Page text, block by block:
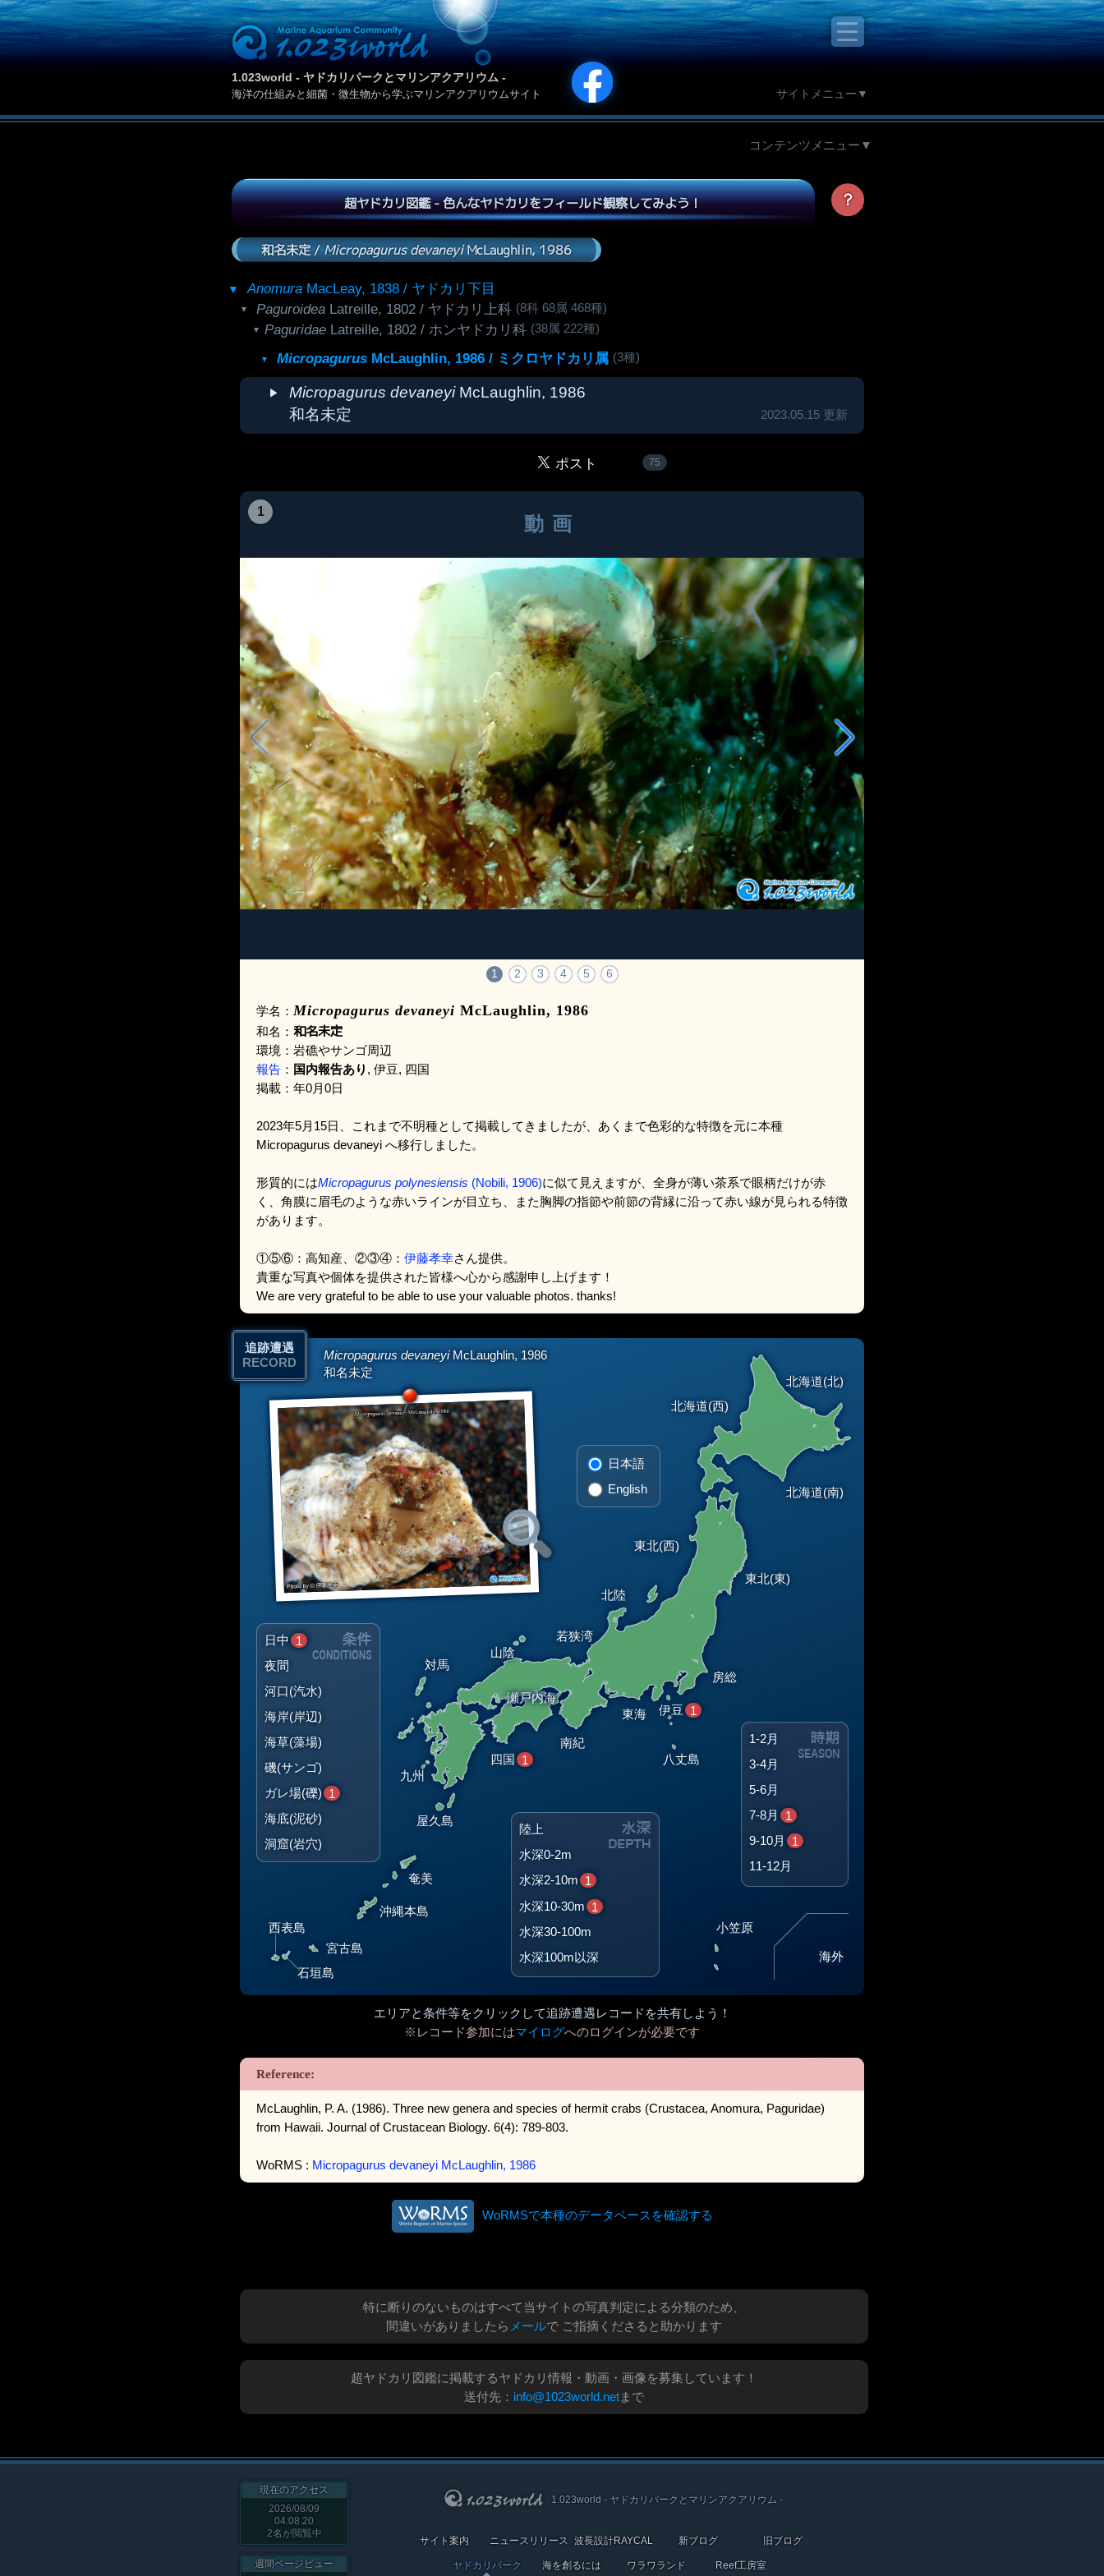
1.023world - ヤドカリパークとマリンアクアリウム -
海洋の仕組みと細菌・微生物から学ぶマリンアクアリウムサイト サイトメニュー▼
コンテンツメニュー▼
超ヤドカリ図鑑 - 色んなヤドカリをフィールド観察してみよう！ ？
和名未定 /Micropagurus devaneyiMcLaughlin, 1986
Anomura MacLeay, 1838 / ヤドカリ下目
Paguroidea Latreille, 1802 / ヤドカリ上科 (8科 68属 468種)
Paguridae Latreille, 1802 / ホンヤドカリ科 (38属 222種)
Micropagurus McLaughlin, 1986 / ミクロヤドカリ属 (3種)
Micropagurus devaneyiMcLaughlin, 1986
和名未定
2023.05.15 更新
75
1
動画
1 2 3 4 5 6
学名： Micropagurus devaneyi McLaughlin, 1986
和名： 和名未定
環境：岩礁やサンゴ周辺
報告 ： 国内報告あり , 伊豆, 四国
掲載：年0月0日
2023年5月15日、これまで不明種として掲載してきましたが、あくまで色彩的な特徴を元に本種
Micropagurus devaneyi へ移行しました。
形質的にはMicropagurus polynesiensis (Nobili, 1906)に似て見えますが、全身が薄い茶系で眼柄だけが赤
く、角膜に眉毛のような赤いラインが目立ち、また胸脚の指節や前節の背縁に沿って赤い線が見られる特徴
があります。
①⑤⑥：高知産、②③④： 伊藤孝幸さん提供。
貴重な写真や個体を提供された皆様へ心から感謝申し上げます！
We are very grateful to be able to use your valuable photos. thanks!
追跡遭遇
RECORD
Micropagurus devaneyiMcLaughlin, 1986
和名未定
北海道(北)
北海道(西)
北海道(南)
東北(西)
東北(東)
北陸
房総
伊豆 1
八丈島
小笠原
東海
若狭湾
南紀
山陰
瀬戸内海
四国 1
対馬
九州
屋久島
奄美
沖縄本島
宮古島
石垣島
西表島
海外
陸上
水深0-2m
水深2-10m 1
水深10-30m 1
水深30-100m
水深100m以深
1-2月
3-4月
5-6月
7-8月
1
9-10月
1
11-12月
日中
1
夜間
河口(汽水)
海岸(岸辺)
海草(藻場)
磯(サンゴ)
ガレ場(礫) 1
海底(泥砂)
洞窟(岩穴)
日本語
English
エリアと条件等をクリックして追跡遭遇レコードを共有しよう！
※レコード参加にはマイログへのログインが必要です
McLaughlin, P. A. (1986). Three new genera and species of hermit crabs (Crustacea, Anomura, Paguridae)
from Hawaii. Journal of Crustacean Biology. 6(4): 789-803.
WoRMS : Micropagurus devaneyi McLaughlin, 1986
WoRMSで本種のデータベースを確認する
特に断りのないものはすべて当サイトの写真判定による分類のため、
間違いがありましたら メールで ご指摘くださると助かります
超ヤドカリ図鑑に掲載するヤドカリ情報・動画・画像を募集しています！
送付先： info@1023world.netまで
現在のアクセス
2026/08/09
04:08:20
2名が閲覧中
週間ページビュー
1.023world - ヤドカリパークとマリンアクアリウム -
サイト案内 ニュースリリース 波長設計RAYCAL 新ブログ 旧ブログ
ヤドカリパーク 海を創るには ワラワランド Reef工房室